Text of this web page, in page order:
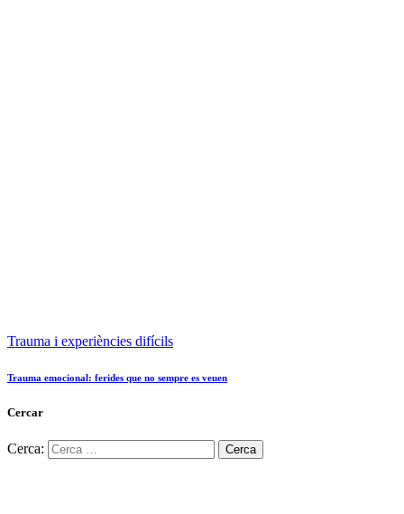
Trauma i experiències difícils
Trauma emocional: ferides que no sempre es veuen
Cercar
Cerca: